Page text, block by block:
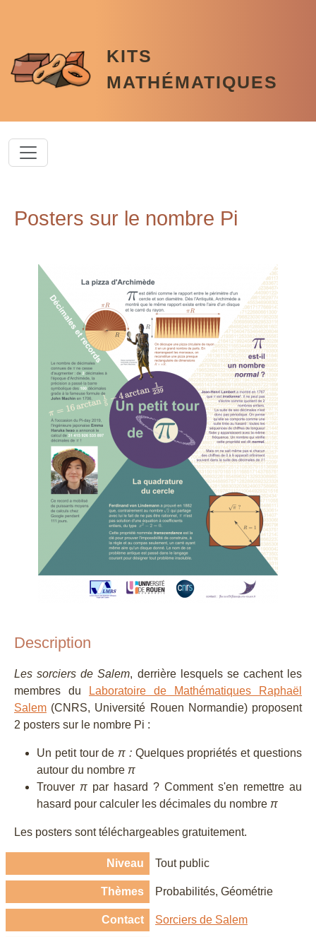
KITS
MATHÉMATIQUES
Posters sur le nombre Pi
Description
Les sorciers de Salem, derrière lesquels se cachent les
membres du
Laboratoire de Mathématiques Raphaël
Salem (CNRS, Université Rouen Normandie) proposent
2 posters sur le nombre Pi :
Un petit tour de π : Quelques propriétés et questions
autour du nombre π
Trouver π par hasard ? Comment s'en remettre au
hasard pour calculer les décimales du nombre π
Les posters sont téléchargeables gratuitement.
Niveau Tout public
Thèmes Probabilités Géométrie
Contact Sorciers de Salem